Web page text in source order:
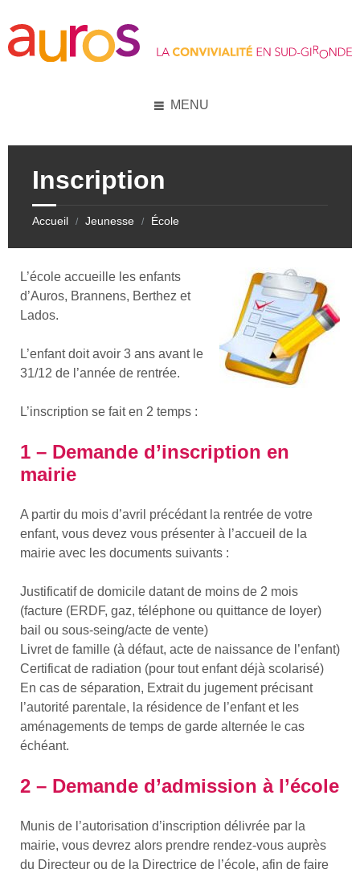
content
left
sidebar
right
sidebar
footer
MENU
Inscription
Accueil / Jeunesse / École
L’école accueille les enfants
d’Auros, Brannens, Berthez et
Lados.
L’enfant doit avoir 3 ans avant le
31/12 de l’année de rentrée.
L’inscription se fait en 2 temps :
1 – Demande d’inscription en
mairie
A partir du mois d’avril précédant la rentrée de votre
enfant, vous devez vous présenter à l’accueil de la
mairie avec les documents suivants :
Justificatif de domicile datant de moins de 2 mois
(facture (ERDF, gaz, téléphone ou quittance de loyer)
bail ou sous-seing/acte de vente)
Livret de famille (à défaut, acte de naissance de l’enfant)
Certificat de radiation (pour tout enfant déjà scolarisé)
En cas de séparation, Extrait du jugement précisant
l’autorité parentale, la résidence de l’enfant et les
aménagements de temps de garde alternée le cas
échéant.
2 – Demande d’admission à l’école
Munis de l’autorisation d’inscription délivrée par la
mairie, vous devrez alors prendre rendez-vous auprès
du Directeur ou de la Directrice de l’école, afin de faire